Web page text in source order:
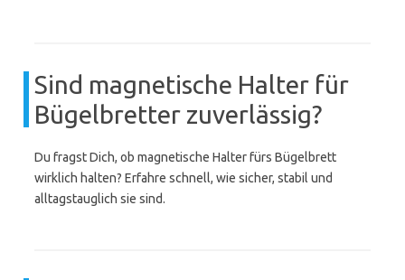
Sind magnetische Halter für
Bügelbretter zuverlässig?
Du fragst Dich, ob magnetische Halter fürs Bügelbrett
wirklich halten? Erfahre schnell, wie sicher, stabil und
alltagstauglich sie sind.